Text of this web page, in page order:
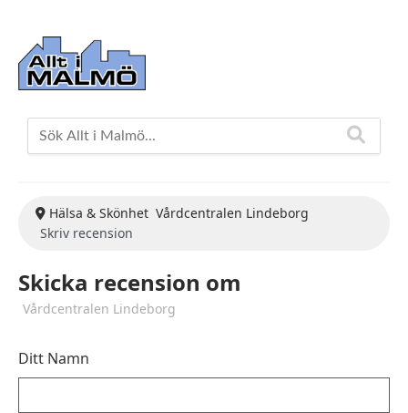
Hälsa & Skönhet Vårdcentralen Lindeborg
Skriv recension
Skicka recension om
Vårdcentralen Lindeborg
Ditt Namn